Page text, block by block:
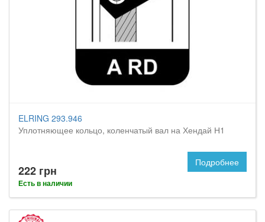
ELRING 293.946
Уплотняющее кольцо, коленчатый вал на Хендай Н1
222 грн
Есть в наличии
Подробнее